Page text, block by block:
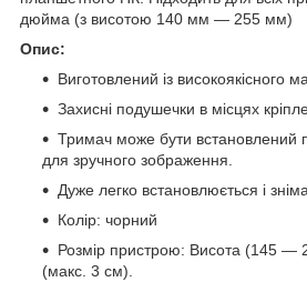
дюйма (з висотою 140 мм — 255 мм)
Опис:
Виготовлений із високоякісного
Захисні подушечки в місцях
Тримач може бути встановлений
для зручного зображення.
Дуже легко встановлюється і
Колір: чорний
Розмір пристрою: Висота (145
(макс. 3 см).